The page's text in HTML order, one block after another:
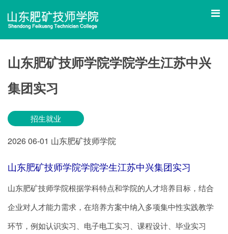
山东肥矿技师学院学院学生江苏中兴
集团实习
招生就业
202606-01 山东肥矿技师学院
山东肥矿技师学院学院学生江苏中兴集团实习
山东肥矿技师学院根据学科特点和学院的人才培养目标，结合
企业对人才能力需求，在培养方案中纳入多项集中性实践教学
环节，例如认识实习、电子电工实习、课程设计、毕业实习